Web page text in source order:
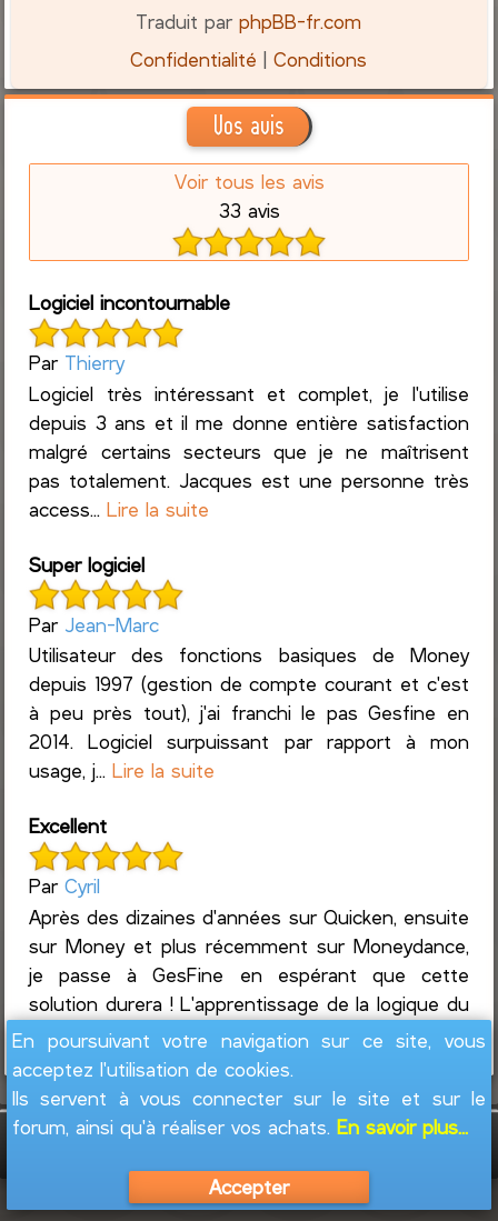
Traduit parphpBB-fr.com
Confidentialité |Conditions
Vos avis
Voir tous les avis
33 avis
Logiciel incontournable
Par Thierry
Logiciel très intéressant et complet, je l'utilise
depuis 3 ans et il me donne entière satisfaction
malgré certains secteurs que je ne maîtrisent
pas totalement. Jacques est une personne très
access...Lire la suite
Super logiciel
Par Jean-Marc
Utilisateur des fonctions basiques de Money
depuis 1997 (gestion de compte courant et c'est
à peu près tout), j'ai franchi le pas Gesfine en
2014. Logiciel surpuissant par rapport à mon
usage, j...Lire la suite
Excellent
ParCyril
Après des dizaines d'années sur Quicken, ensuite
sur Money et plus récemment sur Moneydance,
je passe à GesFine en espérant que cette
solution durera ! L'apprentissage de la logique du
logiciel ...Lire la suite
En poursuivant votre navigation sur ce site, vous
acceptez l'utilisation de cookies.
Ils servent à vous connecter sur le site et sur le
forum, ainsi qu'à réaliser vos achats.En savoir plus...
Accepter
GesFine - Copyright © 2008 - 2026Jacques